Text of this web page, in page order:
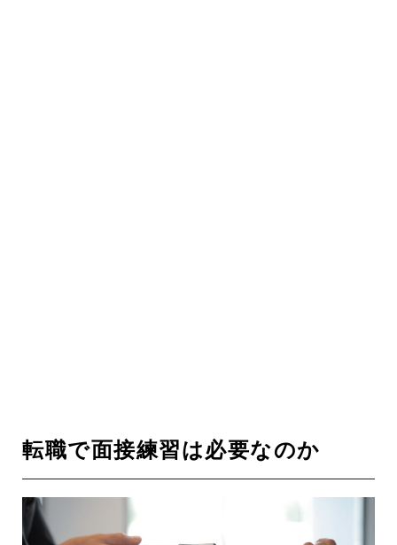
転職で面接練習は必要なのか